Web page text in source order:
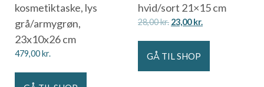
kosmetiktaske, lys
grå/armygrøn,
23x10x26 cm
479,00kr.
hvid/sort 21×15 cm
28,00kr. 23,00kr.
GÅ TIL SHOP